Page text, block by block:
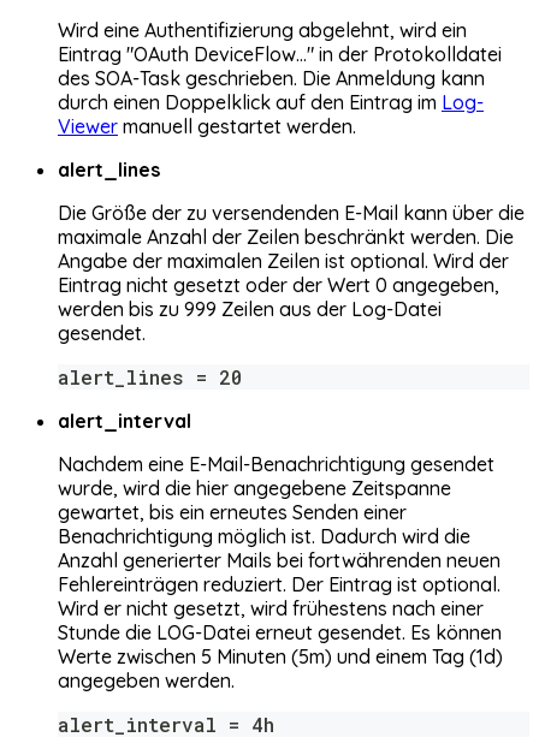
Wird eine Authentifizierung abgelehnt, wird ein
Eintrag "OAuth DeviceFlow..." in der Protokolldatei
des SOA-Task geschrieben. Die Anmeldung kann
durch einen Doppelklick auf den Eintrag im Log-
Viewer manuell gestartet werden.
alert_lines
Die Größe der zu versendenden E-Mail kann über die
maximale Anzahl der Zeilen beschränkt werden. Die
Angabe der maximalen Zeilen ist optional. Wird der
Eintrag nicht gesetzt oder der Wert 0 angegeben,
werden bis zu 999 Zeilen aus der Log-Datei
gesendet.
alert_lines = 20
alert_interval
Nachdem eine E-Mail-Benachrichtigung gesendet
wurde, wird die hier angegebene Zeitspanne
gewartet, bis ein erneutes Senden einer
Benachrichtigung möglich ist. Dadurch wird die
Anzahl generierter Mails bei fortwährenden neuen
Fehlereinträgen reduziert. Der Eintrag ist optional.
Wird er nicht gesetzt, wird frühestens nach einer
Stunde die LOG-Datei erneut gesendet. Es können
Werte zwischen 5 Minuten (5m) und einem Tag (1d)
angegeben werden.
alert_interval = 4h